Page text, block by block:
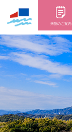
来館のご案内